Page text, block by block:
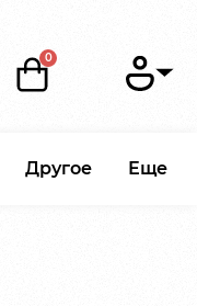
Другое Еще